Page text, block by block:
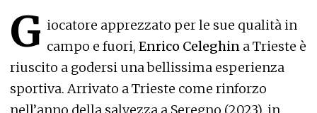
G iocatore apprezzato per le sue qualità in
campo e fuori, Enrico Celeghin a Trieste è
riuscito a godersi una bellissima esperienza
sportiva. Arrivato a Trieste come rinforzo